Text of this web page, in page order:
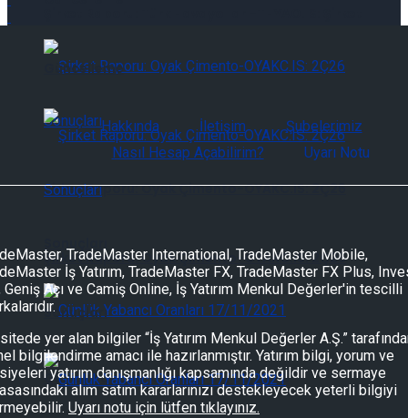
Şirket Raporu: Oyak Çimento-OYAKC.IS: 2Ç26
Günlük Yabancı Oranları 07/08/2026
Güncelleme
Şirket Raporu: Oyak Çimento-OYAKC.IS: 2Ç26
Sonuçları
Hakkında İletişim
Şubelerimiz
Nasıl Hesap Açabilirim?
Uyarı Notu
TradeMaster International, TradeMaster Mobile,
İş Yatırım, TradeMaster FX, TradeMaster FX Plus,
Geniş Açı ve Camiş Online, İş Yatırım Menkul Değerler'in tescilli
yer alan bilgiler “İş Yatırım Menkul Değerler A.Ş.”
bilgilendirme amacı ile hazırlanmıştır. Yatırım bilgi, yorum ve
yatırım danışmanlığı kapsamında değildir ve sermaye
alım satım kararlarınızı destekleyecek yeterli bilgiyi
Uyarı notu için lütfen tıklayınız.